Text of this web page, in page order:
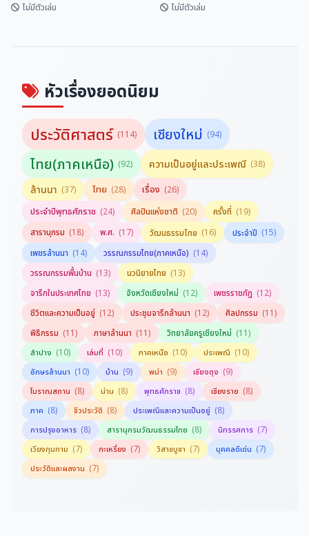
ฉลอง พินิจสุวรรณ
ไม่มีตัวเล่ม
ไม่มีตัวเล่ม
หัวเรื่องยอดนิยม
ประวัติศาสตร์ (114) เชียงใหม่ (94)
ไทย(ภาคเหนือ) (92) ความเป็นอยู่และประเพณี (38)
ล้านนา (37) ไทย (28) เรื่อง (26)
ประจำปีพุทธศักราช (24) ศิลปินแห่งชาติ (20) ครั้งที่ (19)
สารานุกรม (18) พ.ศ. (17) วัฒนธรรมไทย (16) ประจำปี (15)
เพชรล้านนา (14) วรรณกรรมไทย(ภาคเหนือ) (14)
วรรณกรรมพื้นบ้าน (13) นวนิยายไทย (13)
จารึกในประเทศไทย (13) จังหวัดเชียงใหม่ (12) เพชรราชภัฏ (12)
ชีวิตและความเป็นอยู่ (12) ประชุมจารึกล้านนา (12) ศิลปกรรม (11)
พิธีกรรม (11) ภาษาล้านนา (11) วิทยาลัยครูเชียงใหม่ (11)
ลำปาง (10) เล่มที่ (10) ภาคเหนือ (10) ประเพณี (10)
อักษรล้านนา (10) บ้าน (9) พม่า (9) เชียงตุง (9)
โบราณสถาน (8) น่าน (8) พุทธศักราช (8) เชียงราย (8)
ภาค (8) ชีวประวัติ (8) ประเพณีและความเป็นอยู่ (8)
การปรุงอาหาร (8) สารานุกรมวัฒนธรรมไทย (8) นิทรรศการ (7)
เวียงกุมกาม (7) กะเหรี่ยง (7) วิสาขบูชา (7) บุคคลดีเด่น (7)
ประวัติและผลงาน (7)